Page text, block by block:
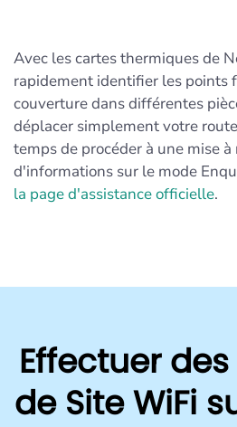
Avec les cartes thermiques de
rapidement identifier les points
couverture dans différentes
déplacer simplement votre
temps de procéder à une mise
d'informations sur le mode
la page d'assistance officielle.
Effectuer
de Site WiFi